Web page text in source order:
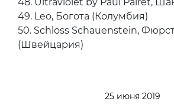
39. A Casa do Porco, Сан-Паулу
40. Restaurant Tim Raue,
41. Chairman, Гонконг
42. Belcanto, Лиссабон
45. Sühring, Бангкок (Таиланд)